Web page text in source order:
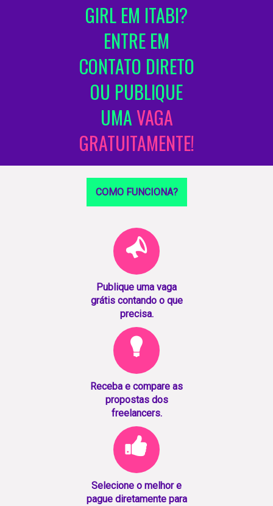
GIRL EM ITABI?
ENTRE EM
CONTATO DIRETO
OU PUBLIQUE
UMAVAGA
GRATUITAMENTE!
COMO FUNCIONA?
Publique uma vaga
grátis contando o que
precisa.
Receba e compare as
propostas dos
freelancers.
Selecione o melhor e
pague diretamente para